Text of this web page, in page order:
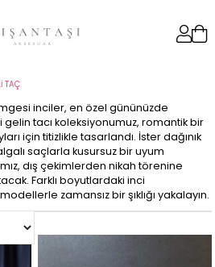
TAÇ
inciler, en özel gününüzde
gelin tacı koleksiyonumuz, romantik bir
için titizlikle tasarlandı. İster dağınık
saçlarla kusursuz bir uyum
dış çekimlerden nikah törenine
Farklı boyutlardaki inci
zamansız bir şıklığı yakalayın.